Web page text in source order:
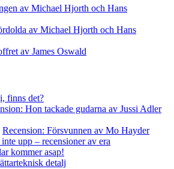
av Michael Hjorth och Hans
av Michael Hjorth och Hans
av James Oswald
finns det?
Hon tackade gudarna av Jussi Adler
Recension: Försvunnen av Mo Hayder
upp – recensioner av era
kommer asap!
detalj